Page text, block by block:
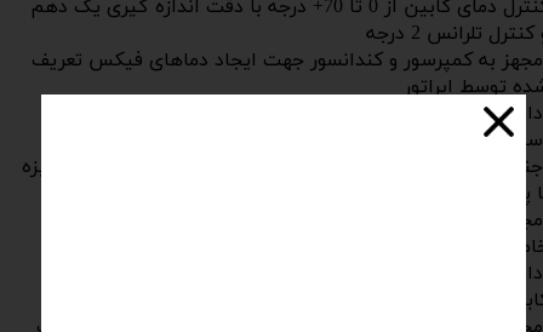
کنترل دمای کابین از 0 تا 70+ درجه با دقت اندازه گیری یک دهم
تلرانس 2 درجه
به کمپرسور و کندانسور جهت ایجاد دماهای فیکس تعریف
توسط اپراتور
گیره گردان برای چرخاندن آزمونه به دور لامپ از جنس
استیل
داخلی کابین از آلومینیوم و بیرونی کابین از ورق گالوانیزه
پوشش رنگ الکترواستاتیک
به ساعت کارکرد کل دستگاه و زمان انجام آزمون برای
شدن اتوماتیک
سیستم ایمنی کاهش سطح آب و افزایش دما ناخواسته